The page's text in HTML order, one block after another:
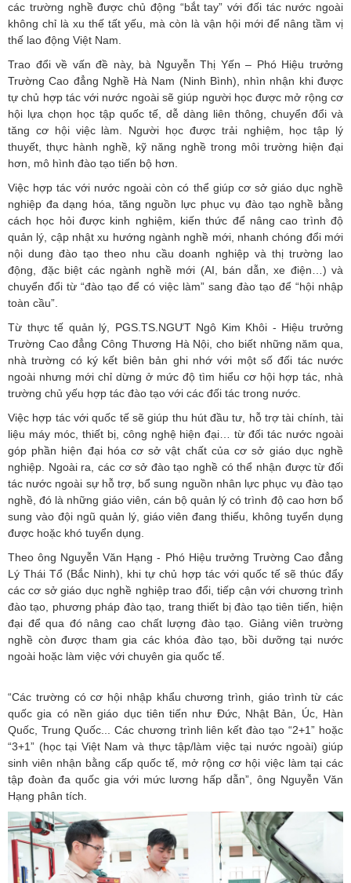
các trường nghề được chủ động “bắt tay” với đối tác nước ngoài
không chỉ là xu thế tất yếu, mà còn là vận hội mới để nâng tầm vị
thế lao động Việt Nam.
Trao đổi về vấn đề này, bà Nguyễn Thị Yến – Phó Hiệu trưởng
Trường Cao đẳng Nghề Hà Nam (Ninh Bình), nhìn nhận khi được
tự chủ hợp tác với nước ngoài sẽ giúp người học được mở rộng cơ
hội lựa chọn học tập quốc tế, dễ dàng liên thông, chuyển đổi và
tăng cơ hội việc làm. Người học được trải nghiệm, học tập lý
thuyết, thực hành nghề, kỹ năng nghề trong môi trường hiện đại
hơn, mô hình đào tạo tiến bộ hơn.
Việc hợp tác với nước ngoài còn có thể giúp cơ sở giáo dục nghề
nghiệp đa dạng hóa, tăng nguồn lực phục vụ đào tạo nghề bằng
cách học hỏi được kinh nghiệm, kiến thức để nâng cao trình độ
quản lý, cập nhật xu hướng ngành nghề mới, nhanh chóng đổi mới
nội dung đào tạo theo nhu cầu doanh nghiệp và thị trường lao
động, đặc biệt các ngành nghề mới (AI, bán dẫn, xe điện…) và
chuyển đổi từ “đào tạo để có việc làm” sang đào tạo để “hội nhập
toàn cầu”.
Từ thực tế quản lý, PGS.TS.NGƯT Ngô Kim Khôi - Hiệu trưởng
Trường Cao đẳng Công Thương Hà Nội, cho biết những năm qua,
nhà trường có ký kết biên bản ghi nhớ với một số đối tác nước
ngoài nhưng mới chỉ dừng ở mức độ tìm hiểu cơ hội hợp tác, nhà
trường chủ yếu hợp tác đào tạo với các đối tác trong nước.
Việc hợp tác với quốc tế sẽ giúp thu hút đầu tư, hỗ trợ tài chính, tài
liệu máy móc, thiết bị, công nghệ hiện đại… từ đối tác nước ngoài
góp phần hiện đại hóa cơ sở vật chất của cơ sở giáo dục nghề
nghiệp. Ngoài ra, các cơ sở đào tạo nghề có thể nhận được từ đối
tác nước ngoài sự hỗ trợ, bổ sung nguồn nhân lực phục vụ đào tạo
nghề, đó là những giáo viên, cán bộ quản lý có trình độ cao hơn bổ
sung vào đội ngũ quản lý, giáo viên đang thiếu, không tuyển dụng
được hoặc khó tuyển dụng.
Theo ông Nguyễn Văn Hạng - Phó Hiệu trưởng Trường Cao đẳng
Lý Thái Tổ (Bắc Ninh), khi tự chủ hợp tác với quốc tế sẽ thúc đẩy
các cơ sở giáo dục nghề nghiệp trao đổi, tiếp cận với chương trình
đào tạo, phương pháp đào tạo, trang thiết bị đào tạo tiên tiến, hiện
đại để qua đó nâng cao chất lượng đào tạo. Giảng viên trường
nghề còn được tham gia các khóa đào tạo, bồi dưỡng tại nước
ngoài hoặc làm việc với chuyên gia quốc tế.
“Các trường có cơ hội nhập khẩu chương trình, giáo trình từ các
quốc gia có nền giáo dục tiên tiến như Đức, Nhật Bản, Úc, Hàn
Quốc, Trung Quốc... Các chương trình liên kết đào tạo “2+1” hoặc
“3+1” (học tại Việt Nam và thực tập/làm việc tại nước ngoài) giúp
sinh viên nhận bằng cấp quốc tế, mở rộng cơ hội việc làm tại các
tập đoàn đa quốc gia với mức lương hấp dẫn”, ông Nguyễn Văn
Hạng phân tích.